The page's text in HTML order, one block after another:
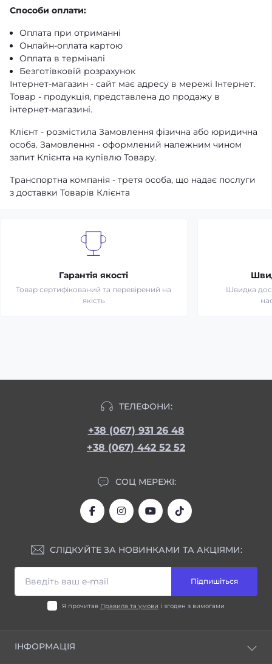
Способи оплати:
Оплата при отриманні
Онлайн-оплата картою
Оплата в терміналі
Безготівковій розрахунок
Інтернет-магазин - сайт має адресу в мережі Інтернет.
Товар - продукція, представлена ​​до продажу в
інтернет-магазині.
Клієнт - розмістила Замовлення фізична або юридична
особа. Замовлення - оформлений належним чином
запит Клієнта на купівлю Товару.
Транспортна компанія - третя особа, що надає послуги
з доставки Товарів Клієнта
Гарантія якості
Товар сертифікований та перевірений на
якість
Швидка
ТЕЛЕФОНИ:
+38 (067) 931 26 48
+38 (067) 442 52 52
СОЦ МЕРЕЖІ:
СЛІДКУЙТЕ ЗА НОВИНКАМИ ТА АКЦІЯМИ:
Підпишіться
Я прочитав Правила та умови і згоден з вимогами
ІНФОРМАЦІЯ